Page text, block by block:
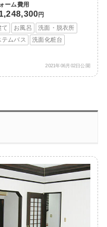
ーム費用
円
て
お風呂
洗面・脱衣所
テムバス
洗面化粧台
2021年06月02日公開